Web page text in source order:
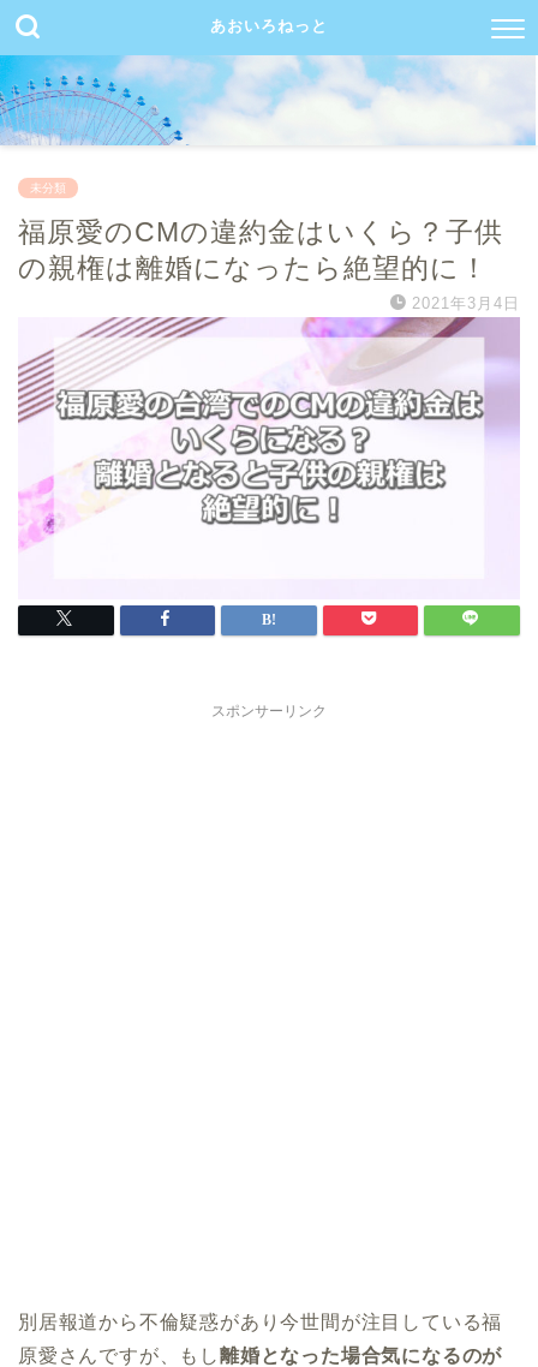
あおいろねっと
未分類
福原愛のCMの違約金はいくら？子供
の親権は離婚になったら絶望的に！
2021年3月4日
スポンサーリンク
別居報道から不倫疑惑があり今世間が注目している福
原愛さんですが、もし離婚となった場合気になるのが